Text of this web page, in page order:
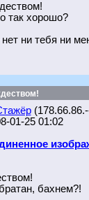
так хорошо?
нет ни тебя ни
01-25 01:02
бахнем?!